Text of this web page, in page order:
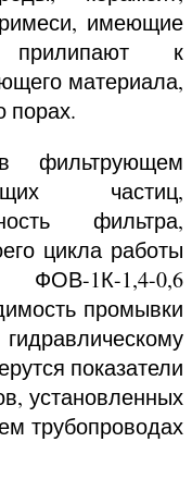
имеющие
прилипают к
материала,
порах.
фильтрующем
частиц,
фильтра,
цикла работы
1К-1,4-0,6
промывки
показатели
установленных
трубопроводах